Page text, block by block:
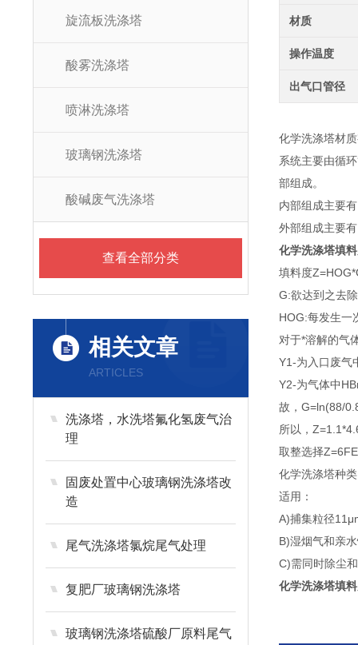
旋流板洗涤塔
酸雾洗涤塔
喷淋洗涤塔
玻璃钢洗涤塔
酸碱废气洗涤塔
查看全部分类
相关文章
ARTICLES
洗涤塔，水洗塔氟化氢废气治
理
固废处置中心玻璃钢洗涤塔改
造
尾气洗涤塔氯烷尾气处理
复肥厂玻璃钢洗涤塔
玻璃钢洗涤塔硫酸厂原料尾气
材质
操作温度
出气口管径
化学洗涤塔材
系统主要由循
部组成。
内部组成主要
外部组成主要
化学洗涤塔填
填料度
G:欲达到之去
HOG:每发生一
对于*溶解的气
Y1-为入口废气
Y2-为气体中
故，G=ln(88/
所以，
取整选择
化学洗涤塔种
适用：
A)捕集粒径
B)湿烟气和亲
C)需同时除尘
化学洗涤塔填